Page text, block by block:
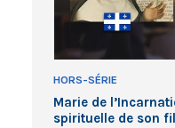
HORS-SÉRIE
Marie de
spirituelle de son